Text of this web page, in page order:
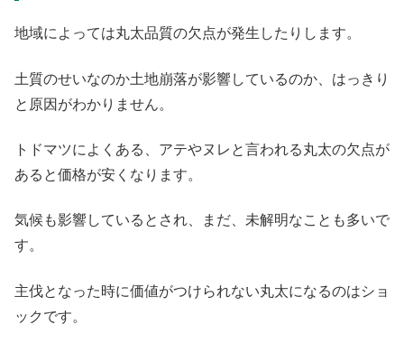
地域によっては丸太品質の欠点が発生したりします。
土質のせいなのか土地崩落が影響しているのか、はっきり
と原因がわかりません。
トドマツによくある、アテやヌレと言われる丸太の欠点が
あると価格が安くなります。
気候も影響しているとされ、まだ、未解明なことも多いで
す。
主伐となった時に価値がつけられない丸太になるのはショ
ックです。